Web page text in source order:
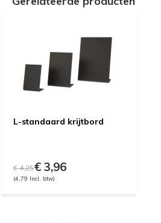
L-standaard krijtbord
€ 4,25€ 3,96
(4,79 Incl. btw)